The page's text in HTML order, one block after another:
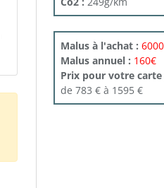
Malus à l'achat :
Malus annuel : 160€
Prix pour votre carte
de 783 € à 1595 €